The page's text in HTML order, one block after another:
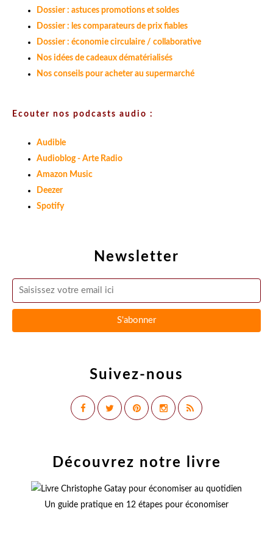
Newsletter
Suivez-nous
Dossier : astuces promotions et soldes
Dossier : les comparateurs de prix fiables
Dossier : économie circulaire / collaborative
Nos idées de cadeaux dématérialisés
Nos conseils pour acheter au supermarché
Ecouter nos podcasts audio :
Audible
Audioblog - Arte Radio
Amazon Music
Deezer
Spotify
Découvrez notre livre
Un guide pratique en 12 étapes pour économiser